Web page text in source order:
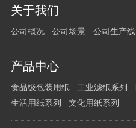
豪情，更…
关于我们
公司概况 公司场景 公司生产线
产品中心
食品级包装用纸 工业滤纸系列
生活用纸系列
文化用纸系列